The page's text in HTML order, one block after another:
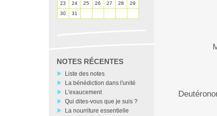
23
24 25 26 27 28
29
30
31
NOTES RÉCENTES
Liste des notes
La bénédiction dans l'unité
L'exaucement
Qui dites-vous que je suis ?
La nourriture essentielle